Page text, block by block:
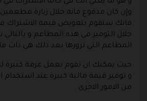
وإن كان مدفوع فانه خلال زيارة
فانك ستقوم بتعويض قيمة الاشتراك
خلال التوفير في هذه المطاعم و
المطاعم التي تزورها بعد ذلك هي ذات
حيث يمكنك ان تقوم بعمل عزمة كبيرة
و توفير قيمة مالية كبيرة عند استخدام
من الامور الاخرى .